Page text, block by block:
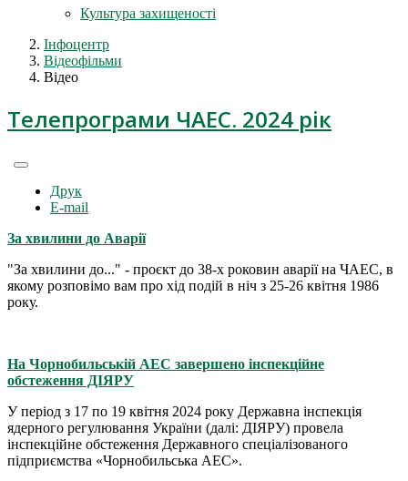
Культура захищеності
Інфоцентр
Відеофільми
Відео
Телепрограми ЧАЕС. 2024 рік
Друк
E-mail
За хвилини до Аварії
"За хвилини до..." - проєкт до 38-х роковин аварії на ЧАЕС, в
якому розповімо вам про хід подій в ніч з 25-26 квітня 1986
року.
На Чорнобильській АЕС завершено інспекційне
обстеження ДІЯРУ
У період з 17 по 19 квітня 2024 року Державна інспекція
ядерного регулювання України (далі: ДІЯРУ) провела
інспекційне обстеження Державного спеціалізованого
підприємства «Чорнобильська АЕС».